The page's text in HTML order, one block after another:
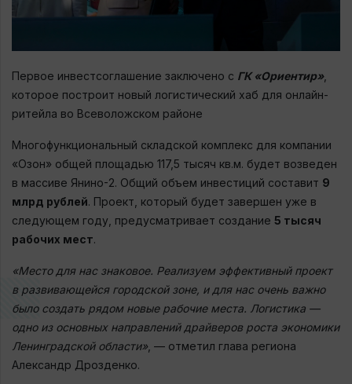
Первое инвестсоглашение заключено с ГК «Ориентир»,
которое построит новый логистический хаб для онлайн-
ритейла во Всеволожском районе
Многофункциональный складской комплекс для компании
«Озон» общей площадью 117,5 тысяч кв.м. будет возведен
в массиве Янино-2. Общий объем инвестиций составит 9
млрд рублей. Проект, который будет завершен уже в
следующем году, предусматривает создание 5 тысяч
рабочих мест.
«Место для нас знаковое. Реализуем эффективный проект
в развивающейся городской зоне, и для нас очень важно
было создать рядом новые рабочие места. Логистика —
одно из основных направлений драйверов роста экономики
Ленинградской области» , — отметил глава региона
Александр Дрозденко.